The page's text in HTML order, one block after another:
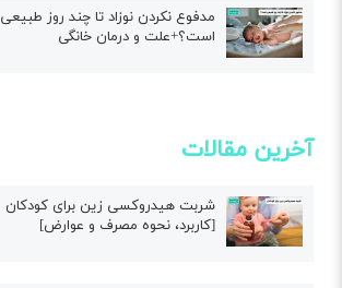
مدفوع نکردن نوزاد تا چند روز طبیعی
است؟+علت و درمان خانگی
آخرین مقالات
شربت هیدروکسی زین برای کودکان
[کاربرد، نحوه مصرف و عوارض]